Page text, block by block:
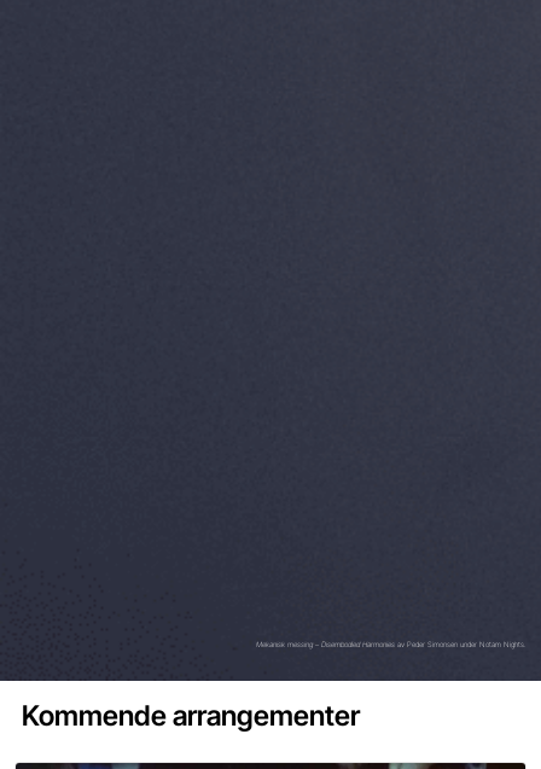
Mekanisk messing – Disembodied Harmonies av Peder Simonsen under Notam Nights.
Kommende arrangementer